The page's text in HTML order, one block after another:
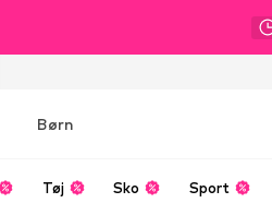
Børn
Tøj Sko Sport